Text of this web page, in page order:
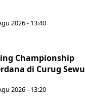
2026 - 13:40
Championship
di Curug Sewu
2026 - 13:20